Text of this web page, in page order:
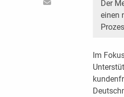
Der
einen
Im